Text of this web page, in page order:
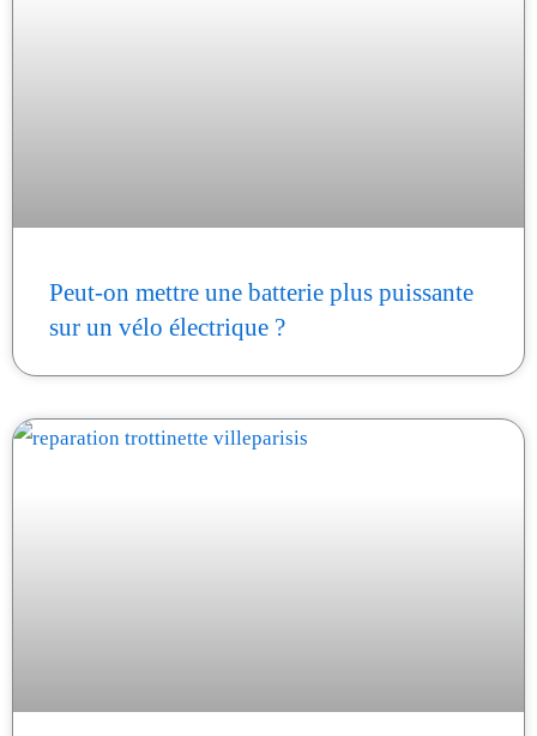
Peut-on mettre une batterie plus puissante
sur un vélo électrique ?